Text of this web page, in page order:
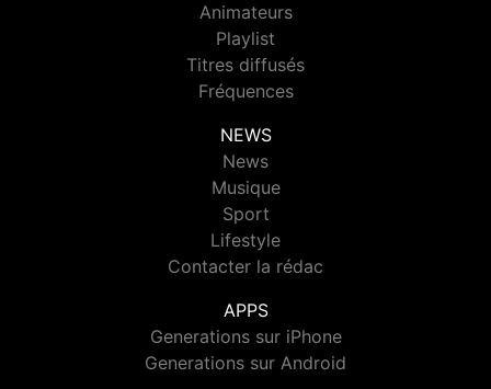
Animateurs
Playlist
Titres diffusés
Fréquences
NEWS
News
Musique
Sport
Lifestyle
Contacter la rédac
APPS
Generations sur iPhone
Generations sur Android